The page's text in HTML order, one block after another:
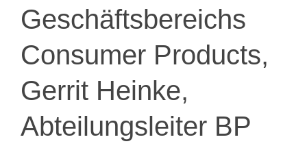
Geschäftsbereichs
Consumer Products,
Gerrit Heinke,
Abteilungsleiter BP